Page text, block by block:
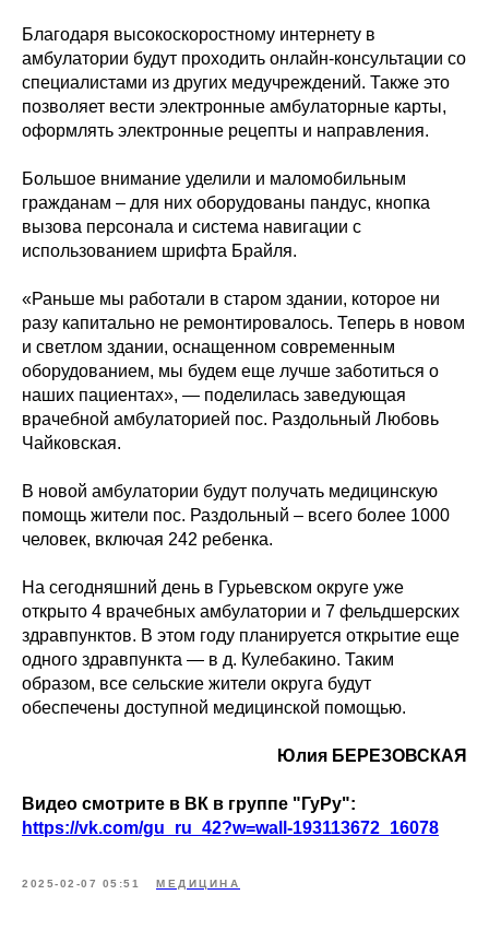
Благодаря высокоскоростному интернету в
амбулатории будут проходить онлайн-консультации со
специалистами из других медучреждений. Также это
позволяет вести электронные амбулаторные карты,
оформлять электронные рецепты и направления.
Большое внимание уделили и маломобильным
гражданам – для них оборудованы пандус, кнопка
вызова персонала и система навигации с
использованием шрифта Брайля.
«Раньше мы работали в старом здании, которое ни
разу капитально не ремонтировалось. Теперь в новом
и светлом здании, оснащенном современным
оборудованием, мы будем еще лучше заботиться о
наших пациентах», — поделилась заведующая
врачебной амбулаторией пос. Раздольный Любовь
Чайковская.
В новой амбулатории будут получать медицинскую
помощь жители пос. Раздольный – всего более 1000
человек, включая 242 ребенка.
На сегодняшний день в Гурьевском округе уже
открыто 4 врачебных амбулатории и 7 фельдшерских
здравпунктов. В этом году планируется открытие еще
одного здравпункта — в д. Кулебакино. Таким
образом, все сельские жители округа будут
обеспечены доступной медицинской помощью.
Юлия БЕРЕЗОВСКАЯ
Видео смотрите в ВК в группе "ГуРу":
https://vk.com/gu_ru_42?w=wall-193113672_16078
2025-02-07 05:51 МЕДИЦИНА